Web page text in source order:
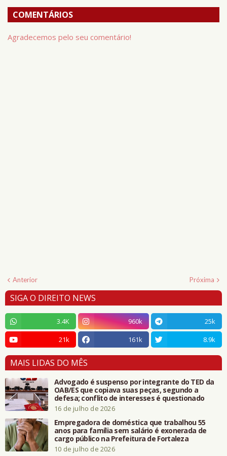
COMENTÁRIOS
Agradecemos pelo seu comentário!
Anterior Próxima
SIGA O DIREITO NEWS
3.4K 960k
25k
21k
161k 8.9k
MAIS LIDAS DO MÊS
Advogado é suspenso por integrante do TED da
OAB/ES que copiava suas peças, segundo a
defesa; conflito de interesses é questionado
16 de julho de 2026
Empregadora de doméstica que trabalhou 55
anos para família sem salário é exonerada de
cargo público na Prefeitura de Fortaleza
10 de julho de 2026